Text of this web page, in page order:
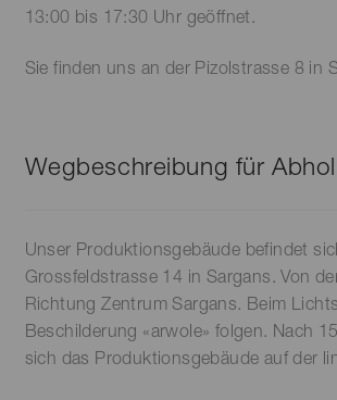
13:00 bis 17:30 Uhr geöffnet.
Sie finden uns an der Pizolstrasse 8 in
Wegbeschreibung für
Unser Produktionsgebäude befindet
Grossfeldstrasse 14 in Sargans. Von
Richtung Zentrum Sargans. Beim
Beschilderung «arwole» folgen. Nach
sich das Produktionsgebäude auf der